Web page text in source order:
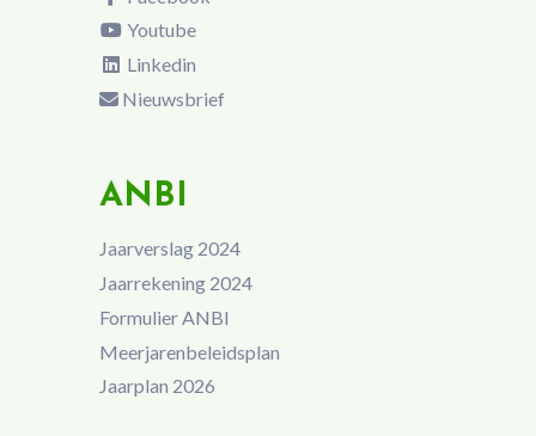
Youtube
Linkedin
Nieuwsbrief
ANBI
Jaarverslag 2024
Jaarrekening 2024
Formulier ANBI
Meerjarenbeleidsplan
Jaarplan 2026